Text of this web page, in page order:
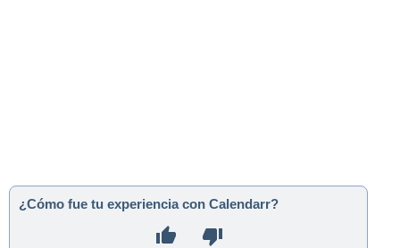
¿Cómo fue tu experiencia con Calendarr?